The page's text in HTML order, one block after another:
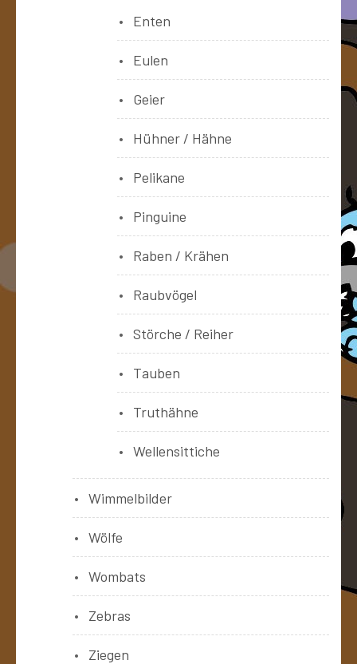
Enten
Eulen
Geier
Hühner / Hähne
Pelikane
Pinguine
Raben / Krähen
Raubvögel
Störche / Reiher
Tauben
Truthähne
Wellensittiche
Wimmelbilder
Wölfe
Wombats
Zebras
Ziegen